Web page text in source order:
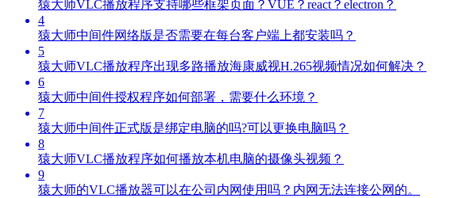
猿大师VLC播放程序支持哪些框架页面？VUE？react？electron？
4
猿大师中间件网络版是否需要在每台客户端上都安装吗？
5
猿大师VLC播放程序出现多路播放海康威视H.265视频情况如何解决？
6
猿大师中间件授权程序如何部署，需要什么环境？
7
猿大师中间件正式版是绑定电脑的吗?可以更换电脑吗？
8
猿大师VLC播放程序如何播放本机电脑的摄像头视频？
9
猿大师的VLC播放器可以在公司内网使用吗？内网无法连接公网的。